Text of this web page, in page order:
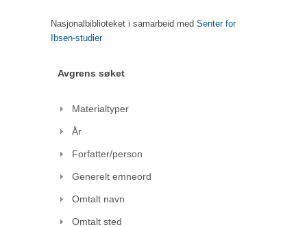
Nasjonalbiblioteket i samarbeid med Senter for
Ibsen-studier
Avgrens søket
Materialtyper
År
Forfatter/person
Generelt emneord
Omtalt navn
Omtalt sted